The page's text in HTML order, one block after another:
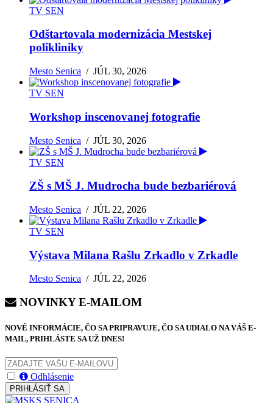
TV SEN
Odštartovala modernizácia Mestskej
polikliniky
Mesto Senica /JÚL 30, 2026
TV SEN
Workshop inscenovanej fotografie
Mesto Senica /JÚL 30, 2026
TV SEN
ZŠ s MŠ J. Mudrocha bude bezbariérová
Mesto Senica /JÚL 22, 2026
TV SEN
Výstava Milana Rašlu Zrkadlo v Zrkadle
Mesto Senica /JÚL 22, 2026
NOVINKY E-MAILOM
NOVÉ INFORMÁCIE, ČO SA PRIPRAVUJE, ČO SA UDIALO NA VÁŠ E-
MAIL, PRIHLÁSTE SA UŽ DNES!
Odhlásenie
PRIHLÁSIŤ SA